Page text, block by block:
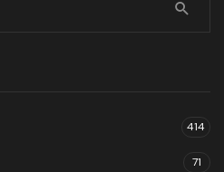
414
71